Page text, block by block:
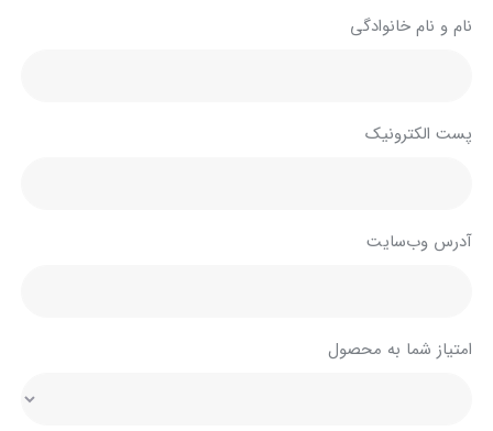
نام و نام خانوادگی
پست الکترونیک
آدرس وب‌سایت
امتیاز شما به محصول